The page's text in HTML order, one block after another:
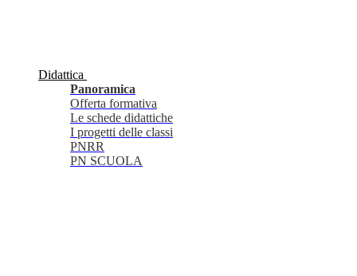
Didattica
Panoramica
Offerta formativa
Le schede didattiche
I progetti delle classi
PNRR
PN SCUOLA